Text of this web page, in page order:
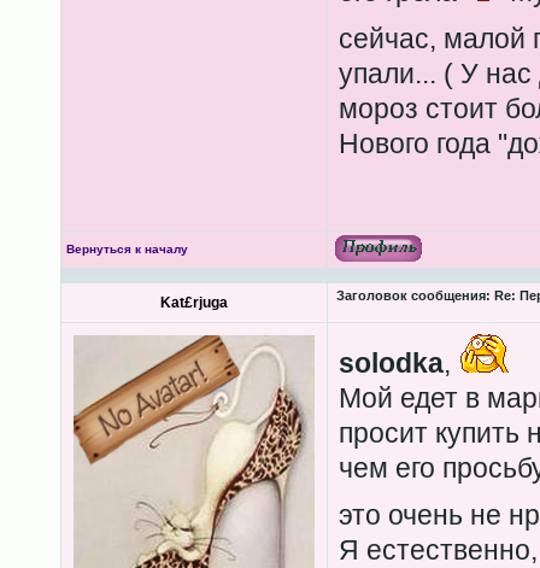
сейчас, малой
упали... ( У
мороз стоит
Нового года
Вернуться к началу
Kat£rjuga Заголовок сообщения: Re:
solodka,
Мой едет в
просит
чем его
это очень не
Я